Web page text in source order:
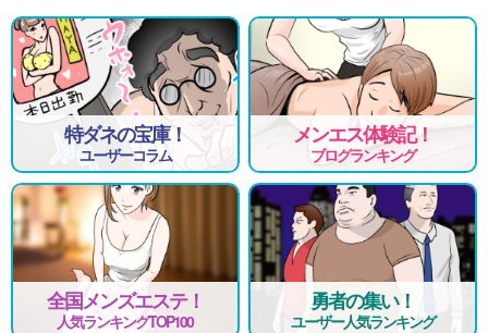
特ダネの宝庫！
ユーザーコラム
メンエス体験記！
ブログランキング
全国メンズエステ！
人気ランキングTOP100
勇者の集い！
ユーザー人気ランキング